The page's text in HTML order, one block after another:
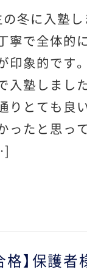
冬に入塾し
寧で全体的
印象的です
入塾しまし
りとても良
ったと思っ
格】保護者